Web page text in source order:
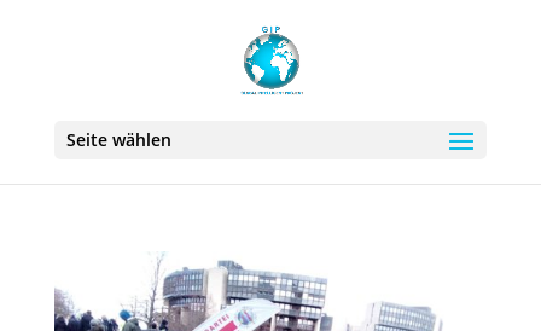
Seite wählen